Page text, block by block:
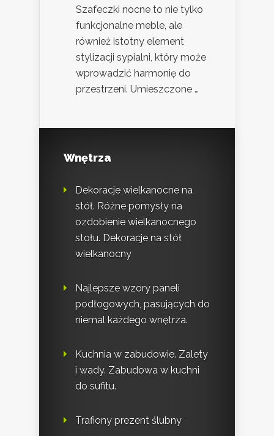
Szafeczki nocne to nie tylko
funkcjonalne meble, ale
również istotny element
stylizacji sypialni, który może
wprowadzić harmonię do
przestrzeni. Umieszczone …
Wnętrza
Dekoracje wielkanocne na
stół. Różne pomysły na
ozdobienie wielkanocnego
stołu. Dekoracje na stół
wielkanocny
Najlepsze wzory paneli
podłogowych, pasujących do
niemal każdego wnętrza.
Kuchnia w zabudowie. Zalety
i wady. Zabudowa w kuchni
do sufitu.
Trafiony prezent ślubny